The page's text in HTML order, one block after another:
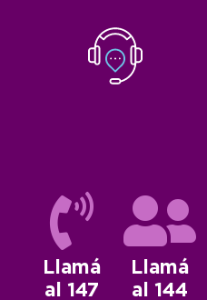
Llamá
al 147
Llamá
al 144